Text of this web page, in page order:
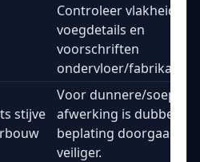
Controleer vlakheid,
voegdetails en
voorschriften
ondervloer/fabrikant.
stijve
Voor dunnere/
afwerking is dubbele
beplating doorgaans
veiliger.